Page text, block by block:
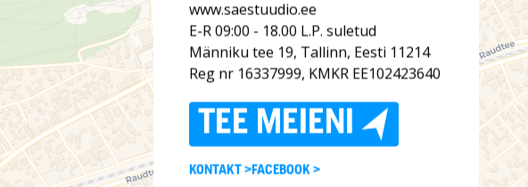
www.saestuudio.ee
E-R 09:00 - 18.00 L.P. suletud
Männiku tee 19, Tallinn, Eesti 11214
Reg nr 16337999, KMKR EE102423640
TEE MEIENI
KONTAKT > FACEBOOK >